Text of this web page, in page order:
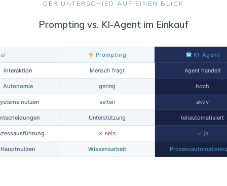
DER UNTERSCHIED AUF EINEN BLICK
Prompting vs. KI-Agent im Einkauf
Prompting KI-Agent
Interaktion Mensch fragt Agent handelt
Autonomie gering hoch
nutzen selten aktiv
Unterstützung teilautomatisiert
✗ nein ✓ ja
Hauptnutzen Wissensarbeit